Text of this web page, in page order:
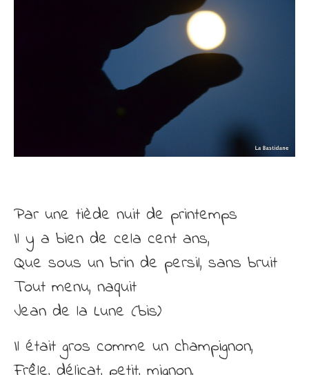
Par une tiède nuit de printemps
Il y a bien de cela cent ans,
Que sous un brin de persil, sans bruit
Tout menu, naquit
Jean de la Lune (bis)
Il était gros comme un champignon,